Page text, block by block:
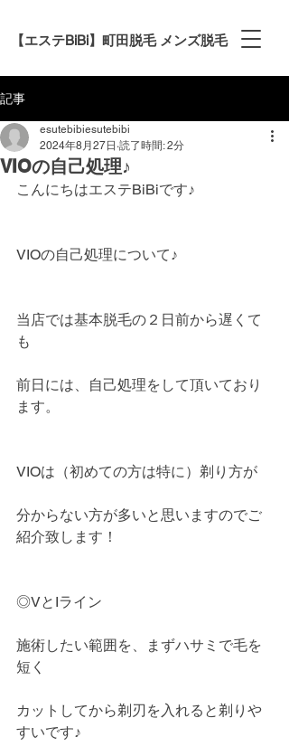
【エステBiBi】町田脱毛 メンズ脱毛
記事
VIOの自己処理♪
esutebibiesutebibi
2024年8月27日 読了時間: 2分
こんにちはエステBiBiです♪
VIOの自己処理について♪
当店では基本脱毛の２日前から遅くて
も
前日には、自己処理をして頂いており
ます。
VIOは（初めての方は特に）剃り方が
分からない方が多いと思いますのでご
紹介致します！
◎VとIライン
施術したい範囲を、まずハサミで毛を
短く
カットしてから剃刃を入れると剃りや
すいです♪